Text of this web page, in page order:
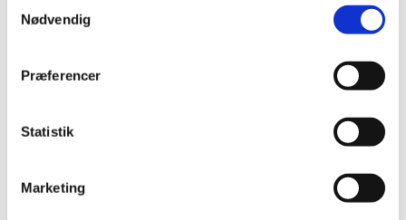
Nødvendig
Præferencer
Statistik
Marketing
Du vil måske også kunne lide...